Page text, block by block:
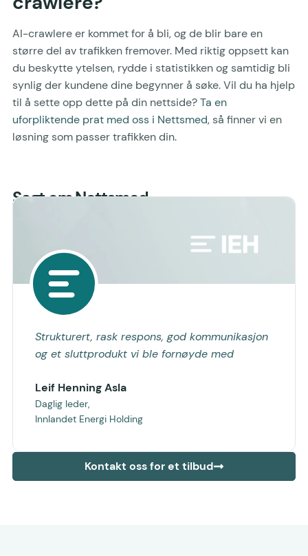
AI-crawlere er kommet for å bli, og de blir bare en
større del av trafikken fremover. Med riktig oppsett kan
du beskytte ytelsen, rydde i statistikken og samtidig bli
synlig der kundene dine begynner å søke. Vil du ha hjelp
til å sette opp dette på din nettside?Ta en
uforpliktende prat med oss i Nettsmed, så finner vi en
løsning som passer trafikken din.
Sagt om Nettsmed
Strukturert, rask respons, god kommunikasjon
og et sluttprodukt vi ble fornøyde med
Leif Henning Asla
Daglig leder,
Innlandet Energi Holding
Kontakt oss for et tilbud